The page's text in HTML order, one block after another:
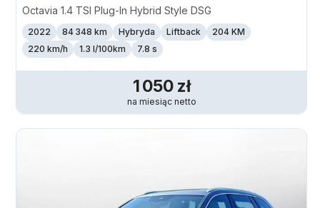
Octavia 1.4 TSI Plug-In Hybrid Style DSG
2022 84 348 km Hybryda Liftback
204 KM
220 km/h 1.3 l/100km 7.8 s
1 050 zł
na miesiąc netto